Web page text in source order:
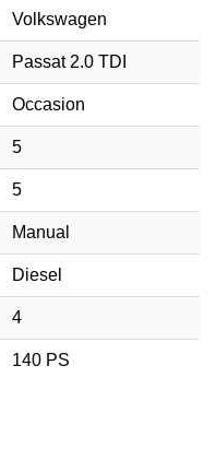
Volkswagen
Passat 2.0 TDI
Occasion
5
5
Manual
Diesel
4
140 PS